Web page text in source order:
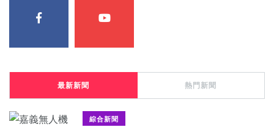
最新新聞 熱門新聞
綜合新聞